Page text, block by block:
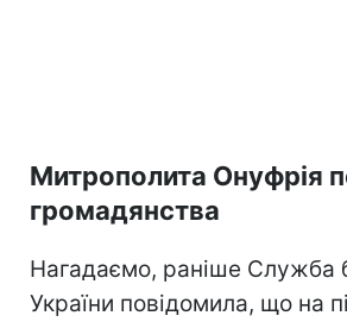
Митрополита Онуфрія
громадянства
Нагадаємо, раніше Служба
України повідомила, що на